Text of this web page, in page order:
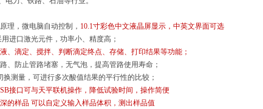
理，微电脑自动控制， 10.1寸彩色中文液晶屏显示，中英文界面可选
进口激光元件，功率小、精度高；
、滴定、搅拌、判断滴定终点、存储、打印结果等功能；
、防止管路堵塞，无气泡，提高管路使用寿命；
换测量，可进行多次酸值结果的平行性的比较；
接口可与天平联机操作，降低试验时间，操作简便
的样品 可以自定义输入样品体积，测出样品值